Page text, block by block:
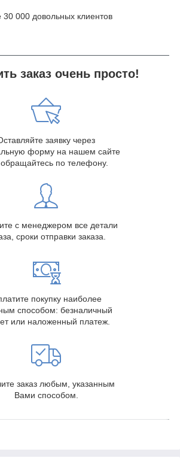
30 000 довольных клиентов
заказ очень просто!
заявку через
форму на нашем сайте
по телефону.
с менеджером все детали
сроки отправки заказа.
покупку наиболее
способом: безналичный
или наложенный платеж.
заказ любым, указанным
Вами способом.